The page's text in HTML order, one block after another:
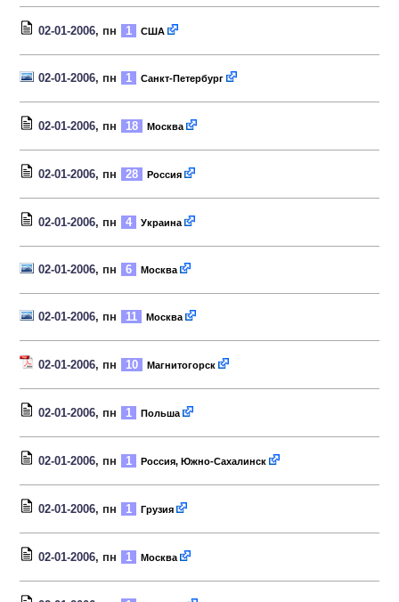
02-01-2006, пн 1 США
02-01-2006, пн 1 Санкт-Петербург
02-01-2006, пн 18 Москва
02-01-2006, пн 28 Россия
02-01-2006, пн 4 Украина
02-01-2006, пн 6 Москва
02-01-2006, пн 11 Москва
02-01-2006, пн 10 Магнитогорск
02-01-2006, пн 1 Польша
02-01-2006, пн 1 Россия, Южно-Сахалинск
02-01-2006, пн 1 Грузия
02-01-2006, пн 1 Москва